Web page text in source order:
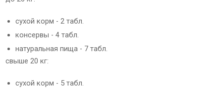
сухой корм - 2 табл.
консервы - 4 табл.
натуральная пища - 7 табл.
свыше 20 кг:
сухой корм - 5 табл.